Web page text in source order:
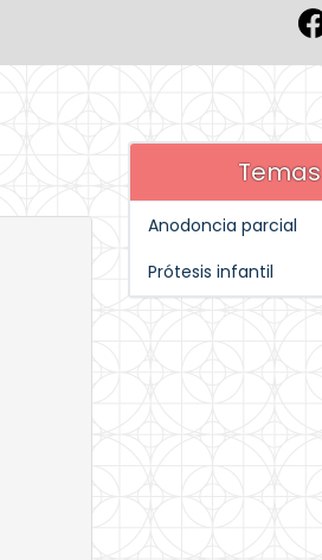
Temas
Anodoncia parcial
Prótesis infantil